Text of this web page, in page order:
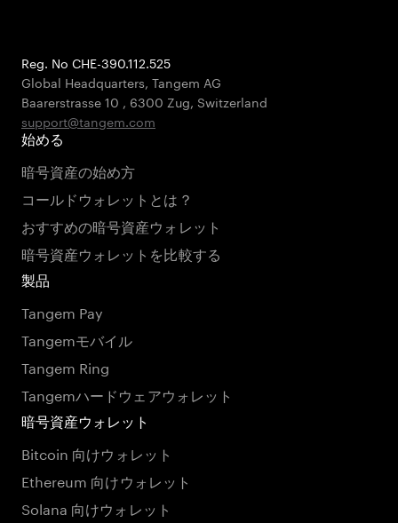
Reg. No CHE-390.112.525
Global Headquarters, Tangem AG
Baarerstrasse 10 , 6300 Zug, Switzerland
support@tangem.com
始める
暗号資産の始め方
コールドウォレットとは？
おすすめの暗号資産ウォレット
暗号資産ウォレットを比較する
製品
Tangem Pay
Tangemモバイル
Tangem Ring
Tangemハードウェアウォレット
暗号資産ウォレット
Bitcoin 向けウォレット
Ethereum 向けウォレット
Solana 向けウォレット